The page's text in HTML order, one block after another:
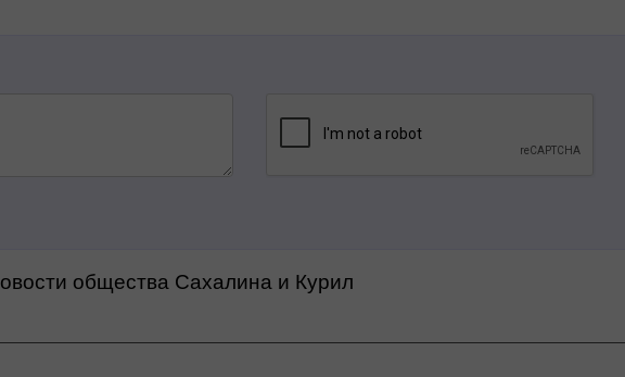
Новости общества Сахалина и Курил